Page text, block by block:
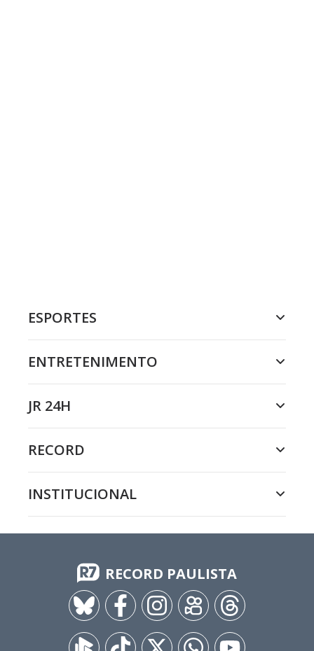
ESPORTES
ENTRETENIMENTO
JR 24H
RECORD
INSTITUCIONAL
RECORD PAULISTA